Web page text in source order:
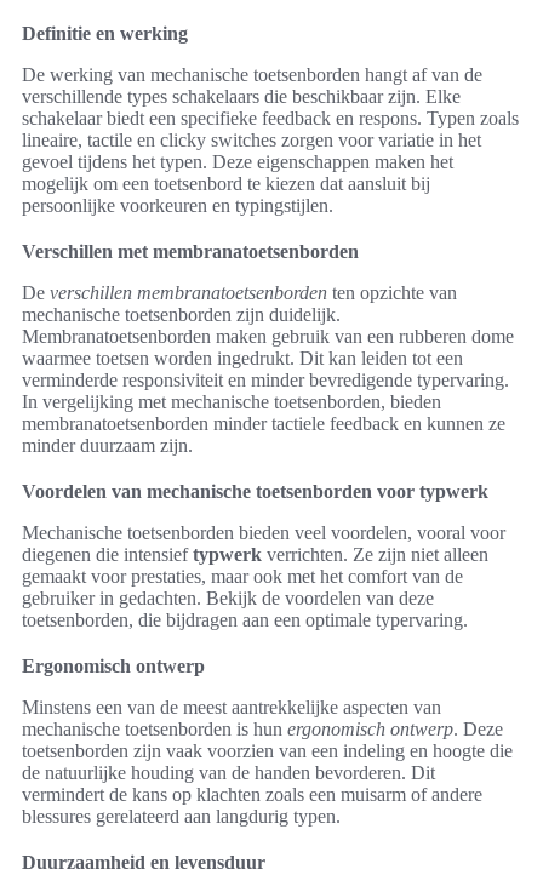
Definitie en werking
De werking van mechanische toetsenborden hangt af van de
verschillende types schakelaars die beschikbaar zijn. Elke
schakelaar biedt een specifieke feedback en respons. Typen zoals
lineaire, tactile en clicky switches zorgen voor variatie in het
gevoel tijdens het typen. Deze eigenschappen maken het
mogelijk om een toetsenbord te kiezen dat aansluit bij
persoonlijke voorkeuren en typingstijlen.
Verschillen met membranatoetsenborden
De verschillen membranatoetsenborden ten opzichte van
mechanische toetsenborden zijn duidelijk.
Membranatoetsenborden maken gebruik van een rubberen dome
waarmee toetsen worden ingedrukt. Dit kan leiden tot een
verminderde responsiviteit en minder bevredigende typervaring.
In vergelijking met mechanische toetsenborden, bieden
membranatoetsenborden minder tactiele feedback en kunnen ze
minder duurzaam zijn.
Voordelen van mechanische toetsenborden voor typwerk
Mechanische toetsenborden bieden veel voordelen, vooral voor
diegenen die intensieftypwerk verrichten. Ze zijn niet alleen
gemaakt voor prestaties, maar ook met het comfort van de
gebruiker in gedachten. Bekijk de voordelen van deze
toetsenborden, die bijdragen aan een optimale typervaring.
Ergonomisch ontwerp
Minstens een van de meest aantrekkelijke aspecten van
mechanische toetsenborden is hun ergonomisch ontwerp. Deze
toetsenborden zijn vaak voorzien van een indeling en hoogte die
de natuurlijke houding van de handen bevorderen. Dit
vermindert de kans op klachten zoals een muisarm of andere
blessures gerelateerd aan langdurig typen.
Duurzaamheid en levensduur